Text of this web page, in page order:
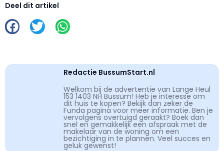
Deel dit artikel
Redactie BussumStart.nl
Welkom bij de advertentie van Lange Heul
153 1403 NH Bussum! Heb je interesse om
dit huis te kopen? Bekijk dan zeker de
Funda pagina voor meer informatie. Ben je
vervolgens overtuigd geraakt? Boek dan
snel en gemakkelijk een afspraak met de
makelaar van de woning om een
bezichtiging in te plannen. Veel succes en
geluk gewenst!